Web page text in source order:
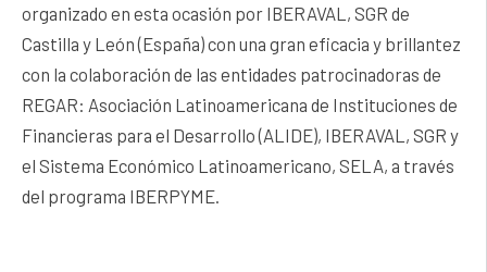
organizado en esta ocasión por IBERAVAL, SGR de
Castilla y León (España) con una gran eficacia y brillantez
con la colaboración de las entidades patrocinadoras de
REGAR: Asociación Latinoamericana de Instituciones de
Financieras para el Desarrollo (ALIDE), IBERAVAL, SGR y
el Sistema Económico Latinoamericano, SELA, a través
del programa IBERPYME.